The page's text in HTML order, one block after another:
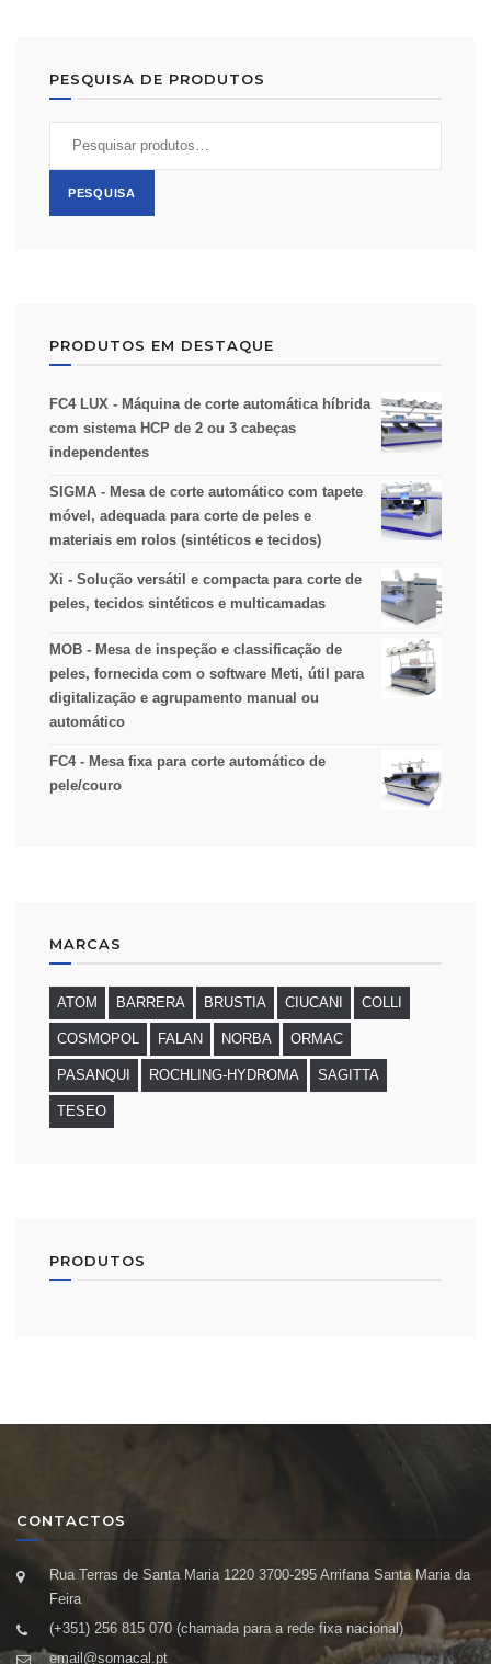
PESQUISA DE PRODUTOS
PESQUISA
PRODUTOS EM DESTAQUE
FC4 LUX - Máquina de corte automática híbrida
com sistema HCP de 2 ou 3 cabeças
independentes
SIGMA - Mesa de corte automático com tapete
móvel, adequada para corte de peles e
materiais em rolos (sintéticos e tecidos)
Xi - Solução versátil e compacta para corte de
peles, tecidos sintéticos e multicamadas
MOB - Mesa de inspeção e classificação de
peles, fornecida com o software Meti, útil para
digitalização e agrupamento manual ou
automático
FC4 - Mesa fixa para corte automático de
pele/couro
MARCAS
ATOM BARRERA BRUSTIA CIUCANI COLLI
COSMOPOL FALAN NORBA ORMAC
PASANQUI ROCHLING-HYDROMA SAGITTA
TESEO
PRODUTOS
CONTACTOS
Rua Terras de Santa Maria 1220 3700-295 Arrifana Santa Maria da
Feira
(+351) 256 815 070 (chamada para a rede fixa nacional)
email@somacal.pt